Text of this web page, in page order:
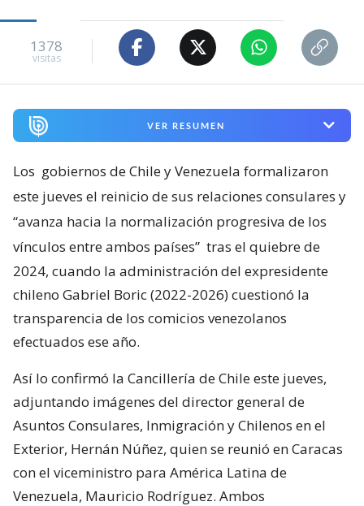
1378
visitas
VER RESUMEN
Los gobiernos de Chile y Venezuela formalizaron
este jueves el reinicio de sus relaciones consulares y
“avanza hacia la normalización progresiva de los
vínculos entre ambos países” tras el quiebre de
2024, cuando la administración del expresidente
chileno Gabriel Boric (2022-2026) cuestionó la
transparencia de los comicios venezolanos
efectuados ese año.
Así lo confirmó la Cancillería de Chile este jueves,
adjuntando imágenes del director general de
Asuntos Consulares, Inmigración y Chilenos en el
Exterior, Hernán Núñez, quien se reunió en Caracas
con el viceministro para América Latina de
Venezuela, Mauricio Rodríguez. Ambos